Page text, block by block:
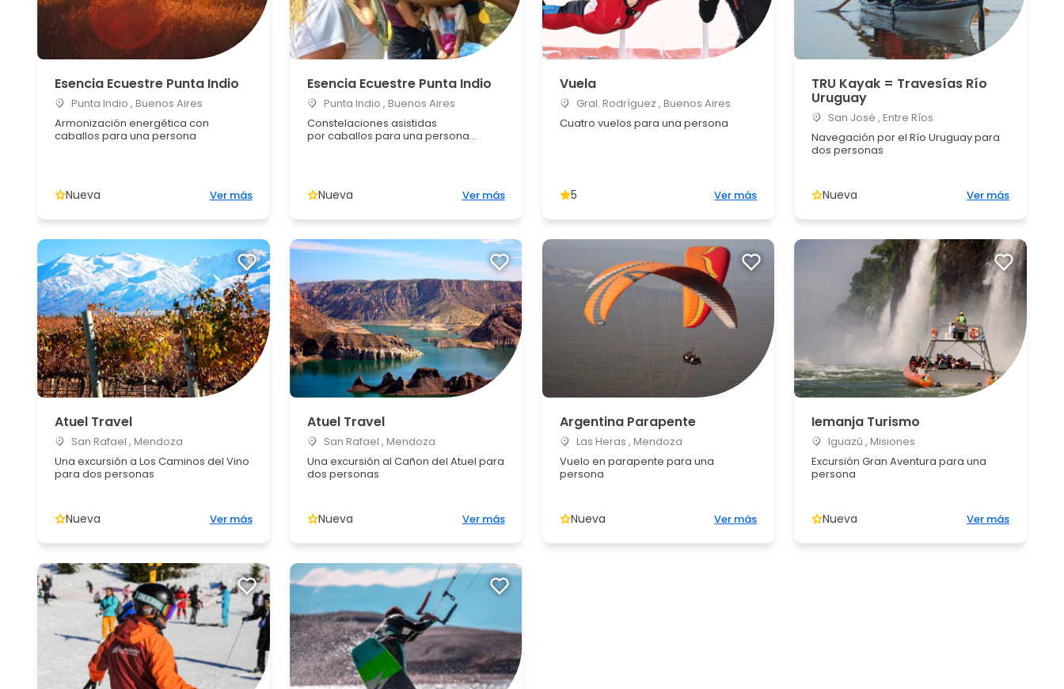
Esencia Ecuestre Punta Indio
Punta Indio , Buenos Aires
Armonización energética con
caballos para una persona
Nueva Ver más
Esencia Ecuestre Punta Indio
Punta Indio , Buenos Aires
Constelaciones asistidas
por caballos para una persona...
Nueva Ver más
Vuela
Gral. Rodríguez , Buenos Aires
Cuatro vuelos para una persona
5 Ver más
TRU Kayak = Travesías Río
Uruguay
San José , Entre Ríos
Navegación por el Río Uruguay para
dos personas
Nueva Ver más
Atuel Travel
San Rafael , Mendoza
Una excursión a Los Caminos del Vino
para dos personas
Nueva Ver más
Atuel Travel
San Rafael , Mendoza
Una excursión al Cañon del Atuel para
dos personas
Nueva Ver más
Argentina Parapente
Las Heras , Mendoza
Vuelo en parapente para una
persona
Nueva Ver más
Iemanja Turismo
Iguazú , Misiones
Excursión Gran Aventura para una
persona
Nueva Ver más